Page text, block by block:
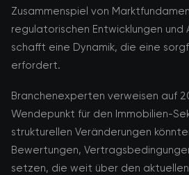
Zusammenspiel von
regulatorischen Entwicklungen und
schafft eine Dynamik, die eine
erfordert.
Branchenexperten verweisen auf
Wendepunkt für den Immobilien-
strukturellen Veränderungen
Bewertungen,
setzen, die weit über den aktuellen